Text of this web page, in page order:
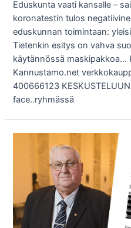
Eduskunta vaati kansalle –
koronatestin tulos
eduskunnan toimintaan:
Tietenkin esitys on vahva
käytännössä maskipakkoa…
Kannustamo.net
400666123
face..ryhmässä